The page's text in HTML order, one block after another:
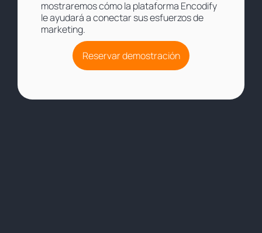
mostraremos cómo la plataforma Encodify
le ayudará a conectar sus esfuerzos de
marketing.
Reservar demostración